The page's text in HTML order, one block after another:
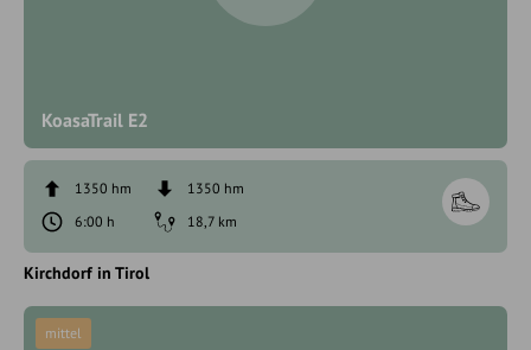
KoasaTrail E2
1350 hm
1350 hm
6:00 h
18,7 km
Kirchdorf in Tirol
mittel